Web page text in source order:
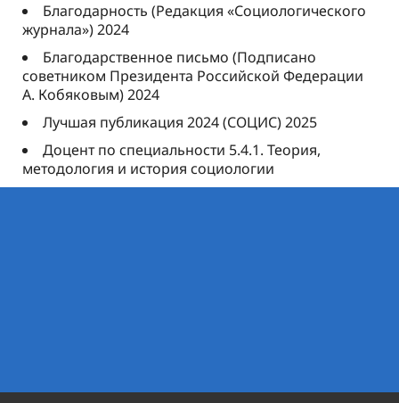
Благодарность (Редакция «Социологического
журнала») 2024
Благодарственное письмо (Подписано
советником Президента Российской Федерации
А. Кобяковым) 2024
Лучшая публикация 2024 (СОЦИС) 2025
Доцент по специальности 5.4.1. Теория,
методология и история социологии